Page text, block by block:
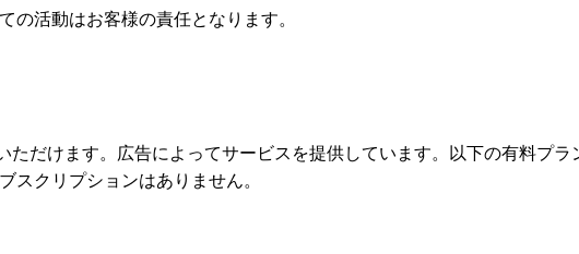
の活動はお客様の責任となります。
だけます。広告によってサービスを提供しています。以下の有料プラ
スクリプションはありません。